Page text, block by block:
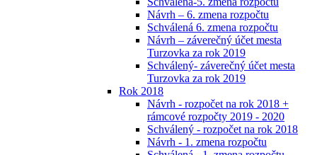
Návrh – 6. zmena rozpočtu
Schválená 6. zmena rozpočtu
Návrh – záverečný účet mesta
Turzovka za rok 2019
Schválený- záverečný účet mesta
Turzovka za rok 2019
Rok 2018
Návrh - rozpočet na rok 2018 +
rámcové rozpočty 2019 - 2020
Schválený - rozpočet na rok 2018
Návrh - 1. zmena rozpočtu